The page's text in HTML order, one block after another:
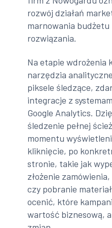
rozwój działań
marnowania budżetu
rozwiązania.
Na etapie wdrożenia
narzędzia
piksele śledzące,
integracje z
Google Analytics.
śledzenie pełnej
momentu
kliknięcie, po
stronie, takie jak
złożenie
czy pobranie
ocenić, które
wartość biznesową,